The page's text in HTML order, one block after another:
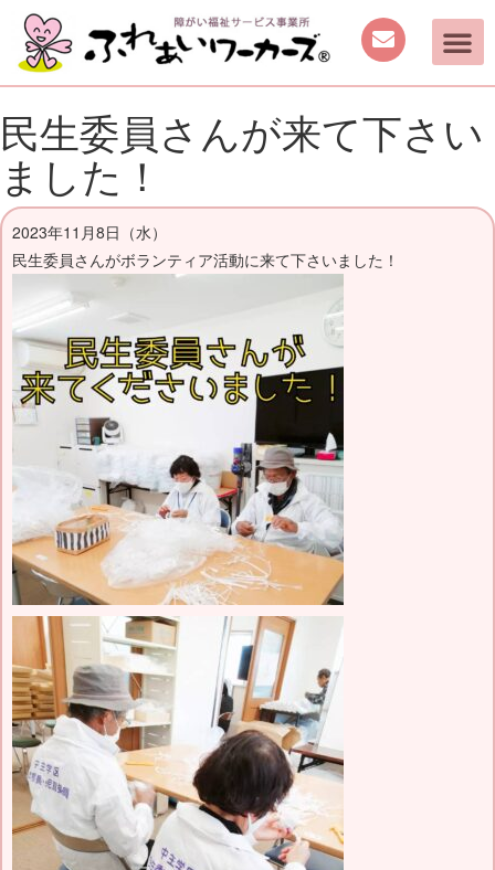
民生委員さんが来て下さい
ました！
2023年11月8日（水）
民生委員さんがボランティア活動に来て下さいました！